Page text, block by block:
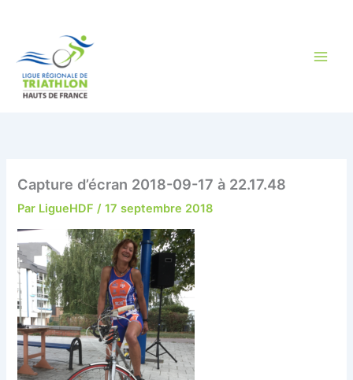
Capture d’écran 2018-09-17 à 22.17.48
Par LigueHDF/17 septembre 2018